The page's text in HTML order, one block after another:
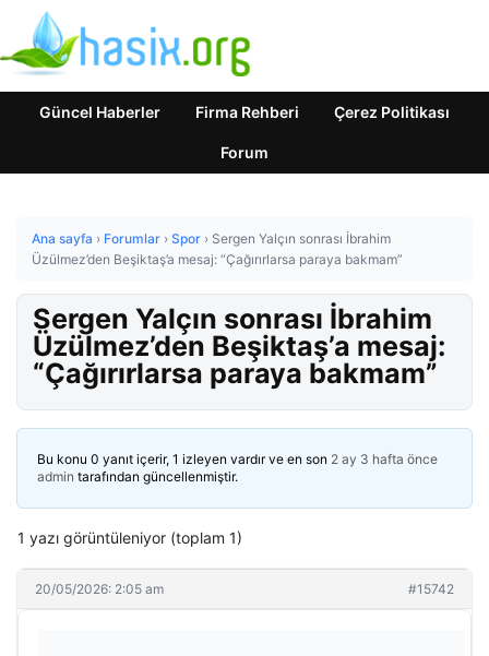
Güncel Haberler Firma Rehberi Çerez Politikası
Forum
Ana sayfa › Forumlar › Spor › Sergen Yalçın sonrası İbrahim
Üzülmez’den Beşiktaş’a mesaj: “Çağırırlarsa paraya bakmam”
Sergen Yalçın sonrası İbrahim
Üzülmez’den Beşiktaş’a mesaj:
“Çağırırlarsa paraya bakmam”
Bu konu 0 yanıt içerir, 1 izleyen vardır ve en son 2 ay 3 hafta önce
admin tarafından güncellenmiştir.
1 yazı görüntüleniyor (toplam 1)
20/05/2026: 2:05 am #15742